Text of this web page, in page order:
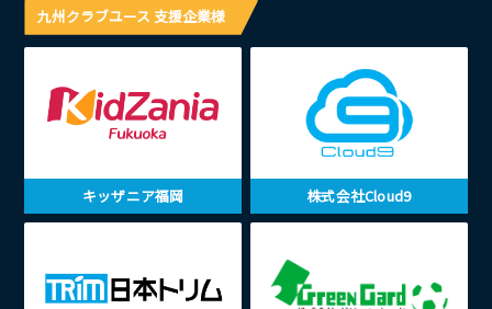
九州クラブユース 支援企業様
キッザニア福岡 株式会社Cloud9